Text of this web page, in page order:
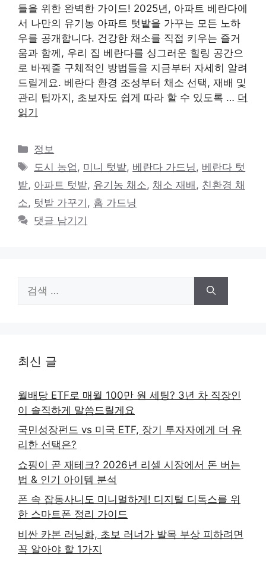
들을 위한 완벽한 가이드! 2025년, 아파트 베란다에
서 나만의 유기농 아파트 텃밭을 가꾸는 모든 노하
우를 공개합니다. 건강한 채소를 직접 키우는 즐거
움과 함께, 우리 집 베란다를 싱그러운 힐링 공간으
로 바꿔줄 구체적인 방법들을 지금부터 자세히 알려
드릴게요. 베란다 환경 조성부터 채소 선택, 재배 및
관리 팁까지, 초보자도 쉽게 따라 할 수 있도록 … 더
읽기
카
테
리
정보
태
그
도시 농업 , 미니 텃밭, 베란다 가드닝 , 베란다 텃
밭, 아파트 텃밭, 유기농 채소, 채소 재배 , 친환경 채
소, 텃밭 가꾸기 , 홈 가드닝
댓글 남기기
색:
최신 글
월배당 ETF로 매월 100만 원 세팅? 3년 차 직장인
이 솔직하게 말씀드릴게요
국민성장펀드 vs 미국 ETF, 장기 투자자에게 더 유
리한 선택은?
쇼핑이 곧 재테크? 2026년 리셀 시장에서 돈 버는
법 & 인기 아이템 분석
폰 속 잡동사니도 미니멀하게! 디지털 디톡스를 위
한 스마트폰 정리 가이드
비싼 카본 러닝화, 초보 러너가 발목 부상 피하려면
꼭 알아야 할 1가지